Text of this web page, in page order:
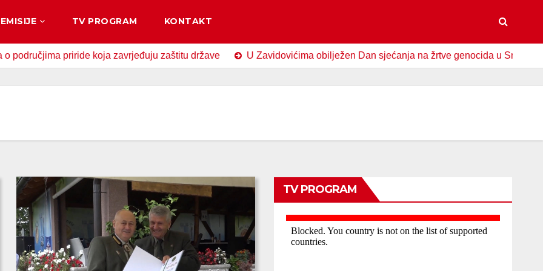
EMISIJE TV PROGRAM KONTAKT
koja zavrjeđuju zaštitu države U Zavidovićima obilježen Dan sjećanja na žrtve genocida u Srebrenici
TV PROGRAM